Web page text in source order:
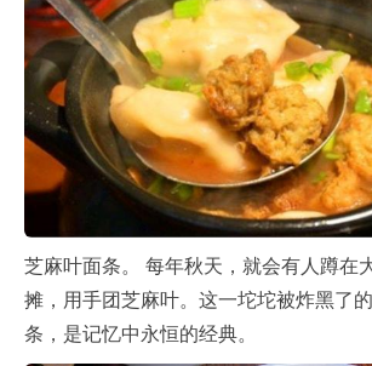
芝麻叶面条。 每年秋天，就会有人蹲在
摊，用手团芝麻叶。这一坨坨被炸黑了
条，是记忆中永恒的经典。